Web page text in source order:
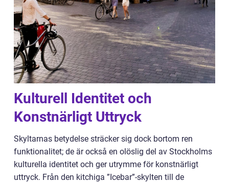
Kulturell Identitet och
Konstnärligt Uttryck
Skyltarnas betydelse sträcker sig dock bortom ren
funktionalitet; de är också en olöslig del av Stockholms
kulturella identitet och ger utrymme för konstnärligt
uttryck. Från den kitchiga ”Icebar”-skylten till de